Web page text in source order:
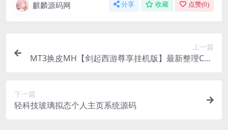
麒麟源码网 分享 收藏 点赞(0)
上一篇
MT3换皮MH【剑起西游尊享挂机版】最新整理Cen
下一篇
轻科技玻璃拟态个人主页系统源码